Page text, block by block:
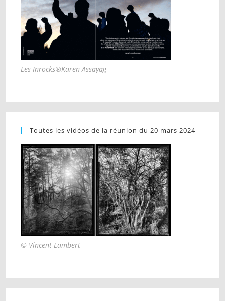
Les Inrocks®Karen Assayag
Toutes les vidéos de la réunion du 20 mars 2024
© Vincent Lambert